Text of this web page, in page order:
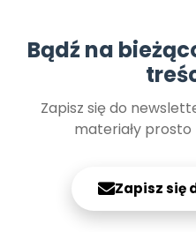
Bądź na
Zapisz się do
materiały
Zapisz się